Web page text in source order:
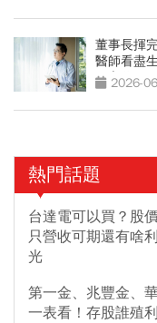
董事長揮
醫師看盡
及交代」
2026-
熱門話題
台達電可以買？股
只營收可期還有啥
光
第一金、兆豐金、
一表看！存股誰殖